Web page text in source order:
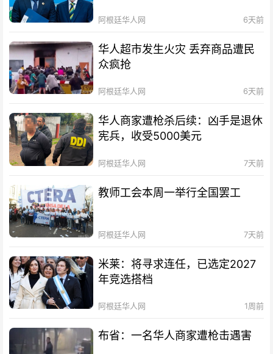
阿根廷华人网 6天前
华人超市发生火灾 丢弃商品遭民
众疯抢
阿根廷华人网 6天前
华人商家遭枪杀后续：凶手是退休
宪兵，收受5000美元
阿根廷华人网 7天前
教师工会本周一举行全国罢工
阿根廷华人网 7天前
米莱：将寻求连任，已选定2027
年竞选搭档
阿根廷华人网 1周前
布省：一名华人商家遭枪击遇害